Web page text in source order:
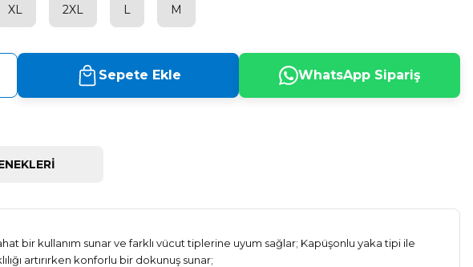
XL 2XL L M
Sepete Ekle WhatsApp Sipariş
bir kullanım sunar ve farklı vücut tiplerine uyum sağlar; Kapüşonlu yaka tipi ile
artırırken konforlu bir dokunuş sunar;